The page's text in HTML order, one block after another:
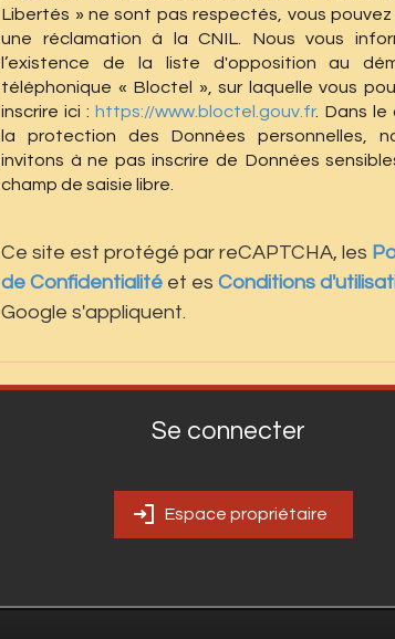
Libertés » ne sont pas respectés, vous
une réclamation à la CNIL. Nous vous
l’existence de la liste d'opposition au
téléphonique « Bloctel », sur laquelle vous
inscrire ici : https://www.bloctel.gouv.fr. Dans le
la protection des Données personnelles,
invitons à ne pas inscrire de Données
champ de saisie libre.
Ce site est protégé par reCAPTCHA, les
de Confidentialité et esConditions
Google s'appliquent.
Se connecter
Espace propriétaire